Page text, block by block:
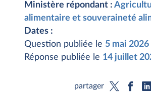
Ministère répondant :
alimentaire et souveraineté
Dates :
Question publiée le 5 mai 2026
Réponse publiée le 14 juillet
partager